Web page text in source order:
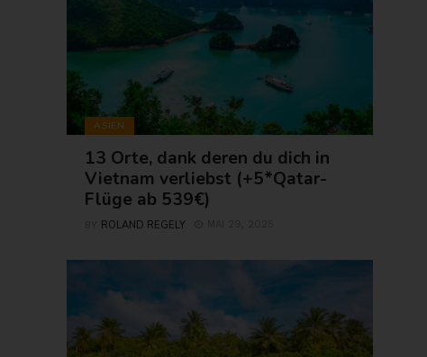
ASIEN
13 Orte, dank deren du dich in
Vietnam verliebst (+5*Qatar-
Flüge ab 539€)
ROLAND REGELY